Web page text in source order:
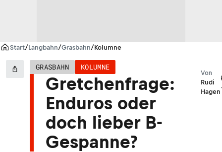
Start/Langbahn/Grasbahn/Kolumne
GRASBAHN KOLUMNE
Gretchenfrage:
Enduros oder
doch lieber B-
Gespanne?
Rudi
Hagen
Von